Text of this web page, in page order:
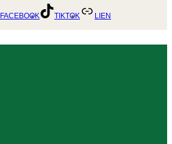
FACEBOOK TIKTOK LIEN